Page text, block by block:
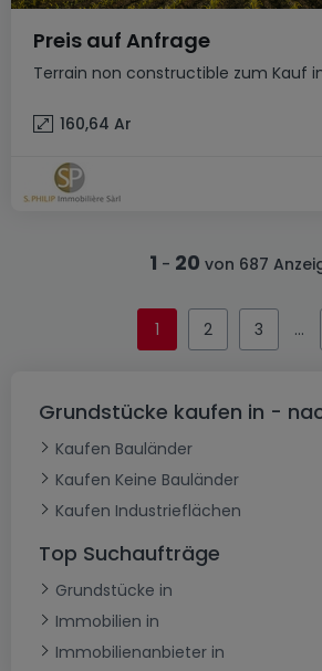
Terrain non constructible zum Kauf
Preis auf Anfrage
160,64 Ar
1 - 20 von 687
1 2 3
Grundstücke kaufen in -
Kaufen Bauländer
Kaufen Keine Bauländer
Kaufen Industrieflächen
Top Suchaufträge
Grundstücke in
Immobilien in
Immobilienanbieter in